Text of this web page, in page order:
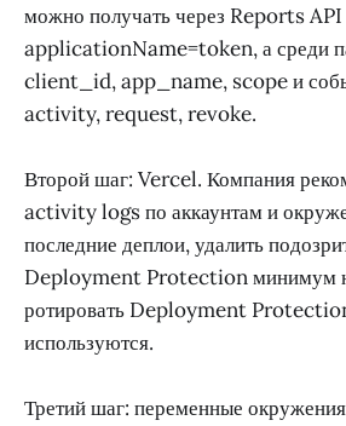
можно получать через Reports API
applicationName=token, а среди
client_id, app_name, scope и
activity, request, revoke.
Второй шаг: Vercel. Компания
activity logs по аккаунтам и
последние деплои, удалить
Deployment Protection минимум
ротировать Deployment
используются.
Третий шаг: переменные